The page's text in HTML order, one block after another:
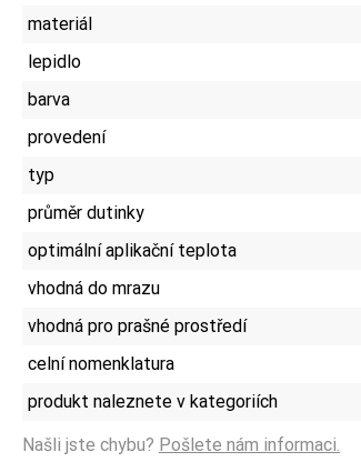
materiál
lepidlo
barva
provedení
typ
průměr dutinky
optimální aplikační teplota
vhodná do mrazu
vhodná pro prašné prostředí
celní nomenklatura
produkt naleznete v kategoriích
Našli jste chybu? Pošlete nám informaci.